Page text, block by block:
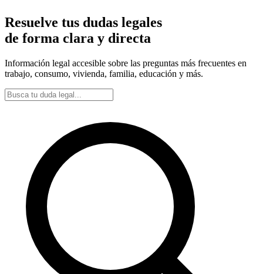
Resuelve tus dudas legales
de forma clara y directa
Información legal accesible sobre las preguntas más frecuentes en
trabajo, consumo, vivienda, familia, educación y más.